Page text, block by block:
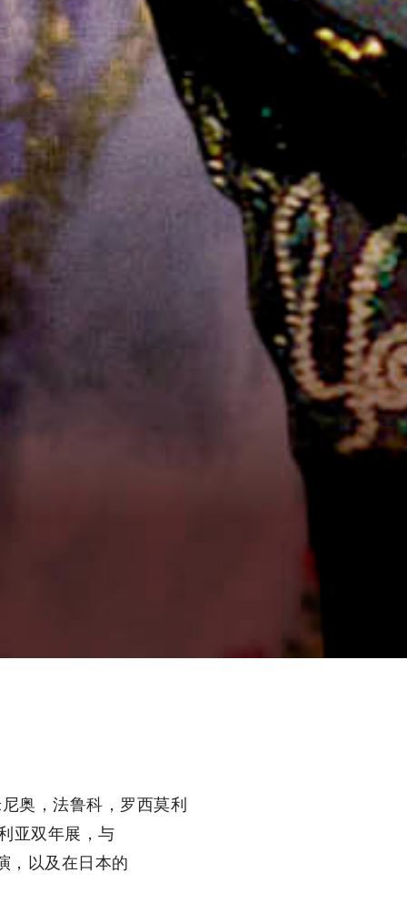
奥，法鲁科，罗西莫利
亚双年展，与
，以及在日本的